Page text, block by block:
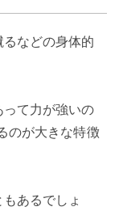
などの身体的
て力が強いの
のが大きな特徴
あるでしょ